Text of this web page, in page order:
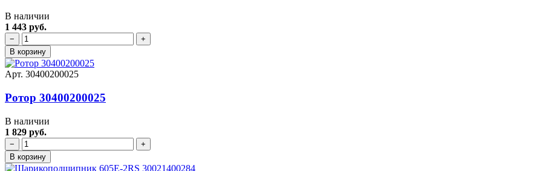
В наличии
1 443 руб.
−
+
В корзину
Арт. 30400200025
Ротор 30400200025
В наличии
1 829 руб.
−
+
В корзину